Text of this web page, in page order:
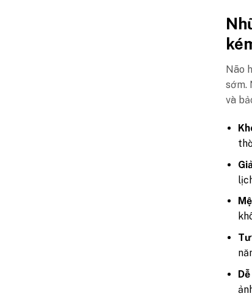
Não
sớm.
và